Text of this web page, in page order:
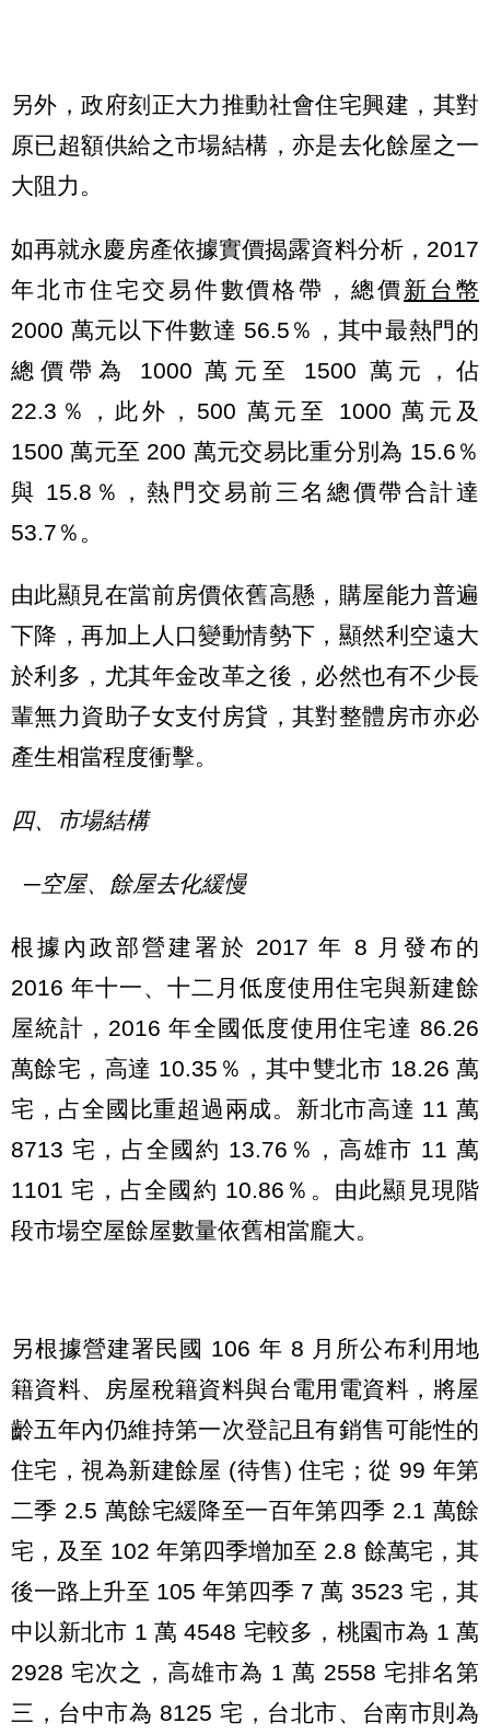
另外，政府刻正大力推動社會住宅興建，其對
原已超額供給之市場結構，亦是去化餘屋之一
大阻力。
如再就永慶房產依據實價揭露資料分析，2017
年北市住宅交易件數價格帶，總價 新台幣
2000 萬元以下件數達 56.5％，其中最熱門的
總價帶為 1000 萬元至 1500 萬元，佔
22.3％，此外，500 萬元至 1000 萬元及
1500 萬元至 200 萬元交易比重分別為 15.6％
與 15.8％，熱門交易前三名總價帶合計達
53.7％。
由此顯見在當前房價依舊高懸，購屋能力普遍
下降，再加上人口變動情勢下，顯然利空遠大
於利多，尤其年金改革之後，必然也有不少長
輩無力資助子女支付房貸，其對整體房市亦必
產生相當程度衝擊。
四、市場結構
─空屋、餘屋去化緩慢
根據內政部營建署於 2017 年 8 月發布的
2016 年十一、十二月低度使用住宅與新建餘
屋統計，2016 年全國低度使用住宅達 86.26
萬餘宅，高達 10.35％，其中雙北市 18.26 萬
宅，占全國比重超過兩成。新北市高達 11 萬
8713 宅，占全國約 13.76％，高雄市 11 萬
1101 宅，占全國約 10.86％。由此顯見現階
段市場空屋餘屋數量依舊相當龐大。
另根據營建署民國 106 年 8 月所公布利用地
籍資料、房屋稅籍資料與台電用電資料，將屋
齡五年內仍維持第一次登記且有銷售可能性的
住宅，視為新建餘屋 (待售) 住宅；從 99 年第
二季 2.5 萬餘宅緩降至一百年第四季 2.1 萬餘
宅，及至 102 年第四季增加至 2.8 餘萬宅，其
後一路上升至 105 年第四季 7 萬 3523 宅，其
中以新北市 1 萬 4548 宅較多，桃園市為 1 萬
2928 宅次之，高雄市為 1 萬 2558 宅排名第
三，台中市為 8125 宅，台北市、台南市則為